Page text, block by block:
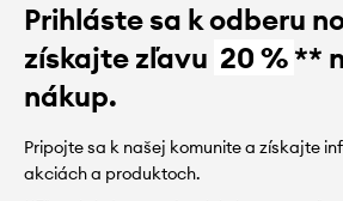
Prihláste sa k odberu
získajte zľavu 20 %**
nákup.
Pripojte sa k našej komunite a získajte
akciách a produktoch.